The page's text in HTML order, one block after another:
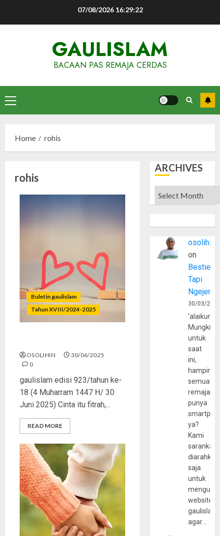
07/08/2026 16:29:22
GAULISLAM
BACAAN PAS REMAJA CERDAS
Primary
Menu
Home rohis
rohis
Buletin gaulislam
Tahun XVIII/2024-2025
OSOLIHIN
30/06/2025
0
gaulislam edisi 923/tahun ke-
18 (4 Muharram 1447 H/ 30
Juni 2025) Cinta itu fitrah,...
READ MORE
ARCHIVES
Archives
osolihin
on
Bestie
Tapi
30/03/
Mungkin
untuk
saat
ini,
hampir
semua
remaja
punya
ya?
Kami
sarankan,
diarahkan
saja
untuk
website
agar…